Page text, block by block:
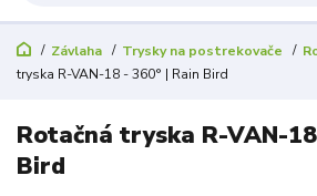
Závlaha Trysky na postrekovače
tryska R-VAN-18 - 360° | Rain Bird
Rotačná tryska R-VAN-
Bird